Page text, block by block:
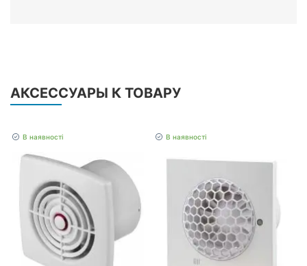
АКСЕССУАРЫ К ТОВАРУ
В наявності В наявності